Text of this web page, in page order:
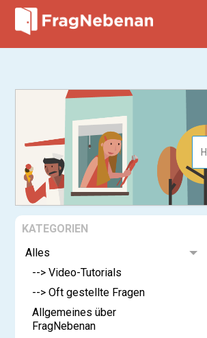
KATEGORIEN
Alles
--> Video-Tutorials
--> Oft gestellte Fragen
Allgemeines über
FragNebenan